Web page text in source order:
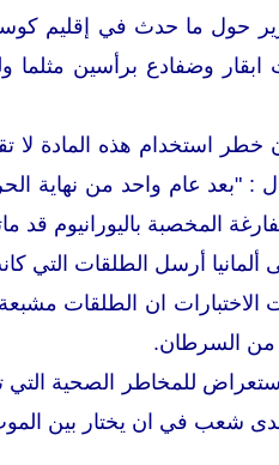
حول ما حدث في إقليم
ابقار وضفادع برأسين مثلما
خطر استخدام هذه المادة
: "بعد عام واحد من نهاية
المخصبة باليورانيوم قد
ألمانيا أرسل الطلقات التي
ان الطلقات
من السرطان.
للمخاطر الصحية
شعب في ان يختار بين الموت